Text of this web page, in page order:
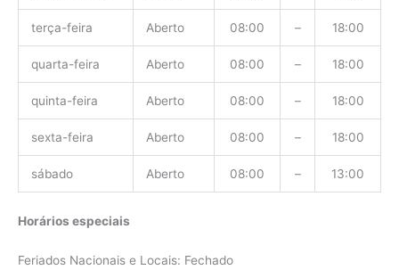
terça-feira Aberto 08:00 – 18:00
quarta-feira Aberto 08:00 – 18:00
quinta-feira Aberto 08:00 – 18:00
sexta-feira Aberto 08:00 – 18:00
sábado Aberto 08:00 – 13:00
Horários especiais
Feriados Nacionais e Locais: Fechado